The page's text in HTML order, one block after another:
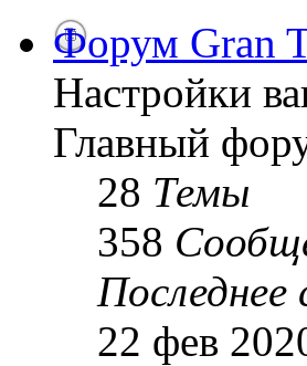
Форум Gran
Настройки
Главный
28 Темы
358
Последнее
22 фев